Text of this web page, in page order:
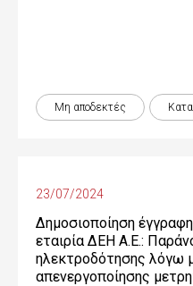
Μη αποδεκτές
23/07/2024
Δημοσιοποίηση
εταιρία ΔΕΗ Α.Ε.:
ηλεκτροδότησης λόγω
απενεργοποίησης